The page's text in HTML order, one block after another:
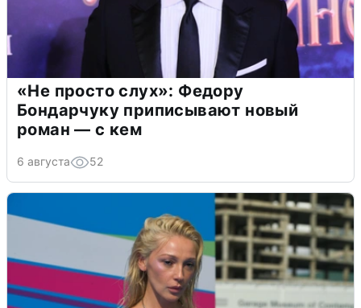
«Не просто слух»: Федору
Бондарчуку приписывают новый
роман — с кем
6 августа 52